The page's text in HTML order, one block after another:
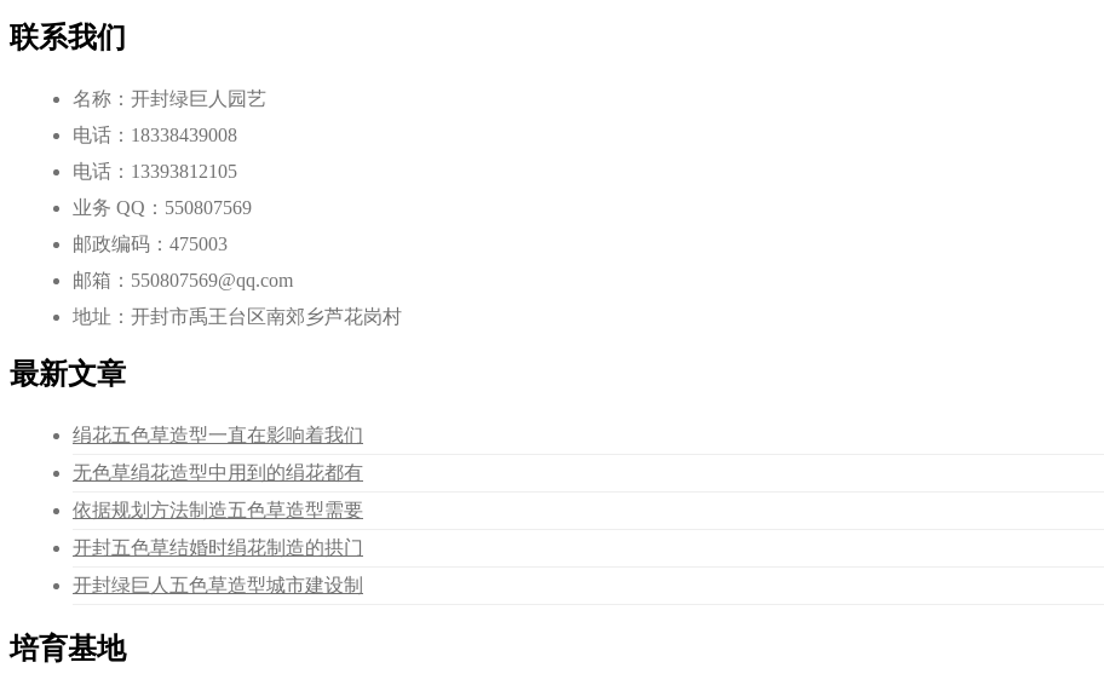
联系我们
名称：开封绿巨人园艺
电话：18338439008
电话：13393812105
业务 QQ：550807569
邮政编码：475003
邮箱：550807569@qq.com
地址：开封市禹王台区南郊乡芦花岗村
最新文章
绢花五色草造型一直在影响着我们
无色草绢花造型中用到的绢花都有
依据规划方法制造五色草造型需要
开封五色草结婚时绢花制造的拱门
开封绿巨人五色草造型城市建设制
培育基地